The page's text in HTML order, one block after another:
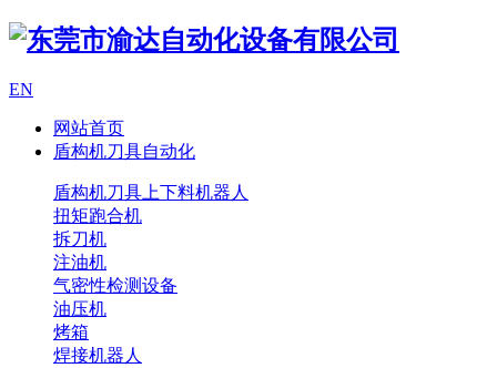
EN
网站首页
盾构机刀具自动化
盾构机刀具上下料机器人
扭矩跑合机
拆刀机
注油机
气密性检测设备
油压机
烤箱
焊接机器人